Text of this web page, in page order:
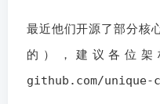
最近他们开源了部分核
的），建议各位架
github.com/unique-